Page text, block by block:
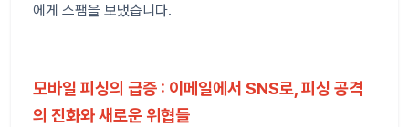
에게 스팸을 보냈습니다.
모바일 피싱의 급증 : 이메일에서 SNS로, 피싱 공격
의 진화와 새로운 위협들